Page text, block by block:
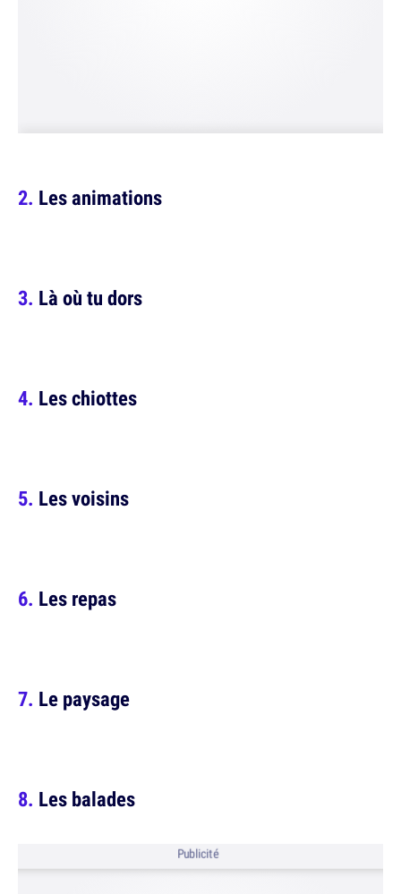
Les animations
Là où tu dors
Les chiottes
Les voisins
Les repas
Le paysage
Les balades
Publicité